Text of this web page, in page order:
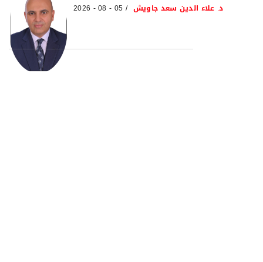
د. علاء الدين سعد جاويش 05 - 08 - 2026